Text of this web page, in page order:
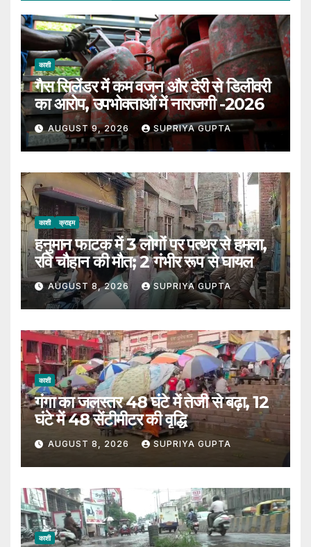
काशी
गैस सिलेंडर में कम वजन और देरी से डिलीवरी
का आरोप, उपभोक्ताओं में नाराजगी -2026
AUGUST 9, 2026 SUPRIYA GUPTA
काशी क्राइम
हनुमान फाटक में 3 लोगों पर पत्थर से हमला,
रवि चौहान की मौत; 2 गंभीर रूप से घायल
AUGUST 8, 2026 SUPRIYA GUPTA
काशी
गंगा का जलस्तर 48 घंटे में तेजी से बढ़ा, 12
घंटे में 48 सेंटीमीटर की वृद्धि
AUGUST 8, 2026 SUPRIYA GUPTA
काशी